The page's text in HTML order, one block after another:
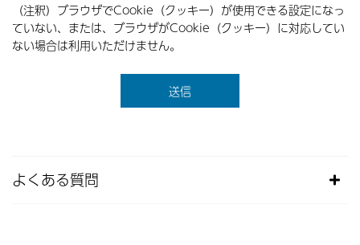
（注釈）ブラウザでCookie（クッキー）が使用できる設定になっ
ていない、または、ブラウザがCookie（クッキー）に対応してい
ない場合は利用いただけません。
よくある質問